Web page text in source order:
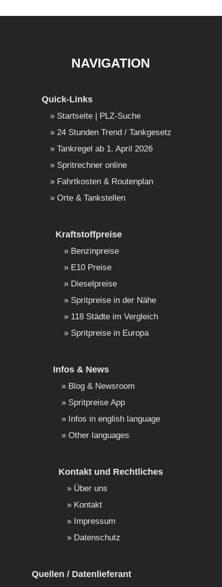
NAVIGATION
Quick-Links
Startseite | PLZ-Suche
24 Stunden Trend / Tankgesetz
Tankregel ab 1. April 2026
Spritrechner online
Fahrtkosten & Routenplan
Orte & Tankstellen
Kraftstoffpreise
Benzinpreise
E10 Preise
Dieselpreise
Spritpreise in der Nähe
118 Städte im Vergleich
Spritpreise in Europa
Infos & News
Blog & Newsroom
Spritpreise App
Infos in english language
Other languages
Kontakt und Rechtliches
Über uns
Kontakt
Impressum
Datenschutz
Quellen / Datenlieferant